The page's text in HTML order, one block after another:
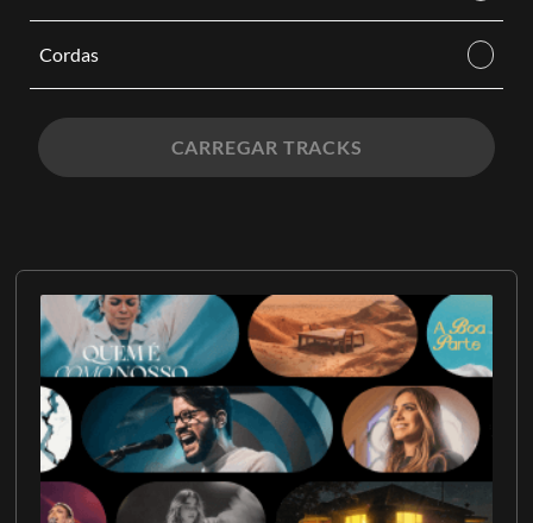
Cordas
CARREGAR TRACKS